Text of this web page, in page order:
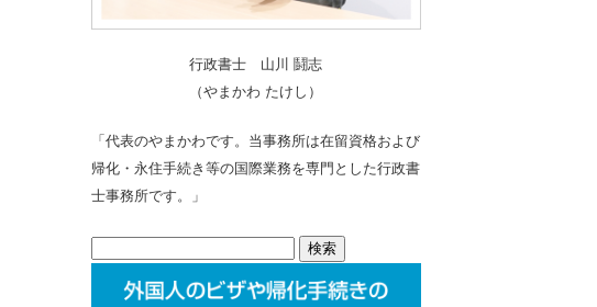
行政書士 山川 鬪志
（やまかわ たけし）
「代表のやまかわです。当事務所は在留資格および
帰化・永住手続き等の国際業務を専門とした行政書
士事務所です。」